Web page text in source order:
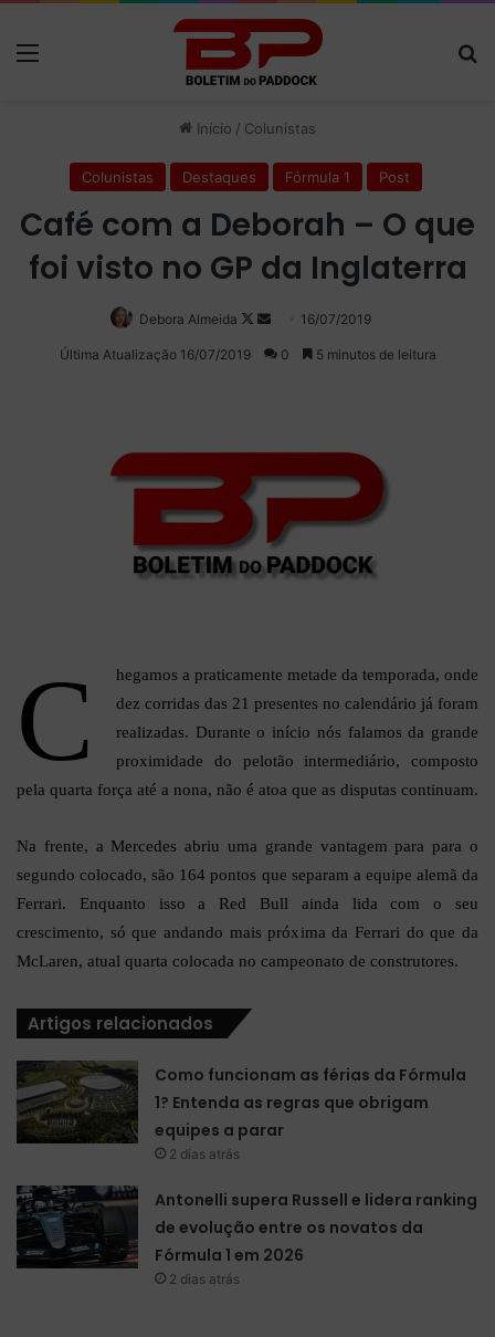
Início / Colunistas
Colunistas Destaques Fórmula 1 Post
Café com a Deborah – O que
foi visto no GP da Inglaterra
Debora Almeida
Follow
on
Mande
um
16/07/2019
Última Atualização 16/07/2019 0 5 minutos de leitura
C
hegamos a praticamente metade da temporada, onde
dez corridas das 21 presentes no calendário já foram
realizadas. Durante o início nós falamos da grande
proximidade do pelotão intermediário, composto
pela quarta força até a nona, não é atoa que as disputas continuam.
Na frente, a Mercedes abriu uma grande vantagem para para o
segundo colocado, são 164 pontos que separam a equipe alemã da
Ferrari. Enquanto isso a Red Bull ainda lida com o seu
crescimento, só que andando mais próxima da Ferrari do que da
McLaren, atual quarta colocada no campeonato de construtores.
Artigos relacionados
Como funcionam as férias da Fórmula
1? Entenda as regras que obrigam
equipes a parar
2 dias atrás
Antonelli supera Russell e lidera ranking
de evolução entre os novatos da
Fórmula 1 em 2026
2 dias atrás